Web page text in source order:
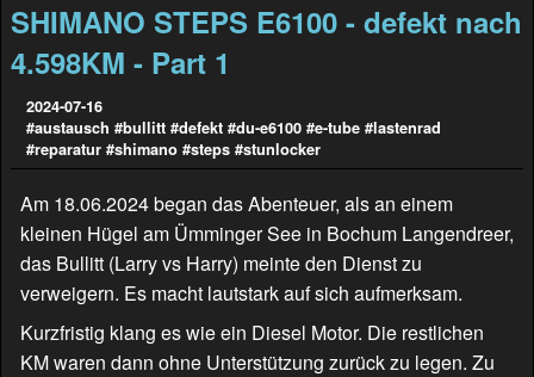
SHIMANO STEPS E6100 - defekt nach
4.598KM - Part 1
2024-07-16
#austausch #bullitt #defekt #du-e6100 #e-tube #lastenrad
#reparatur #shimano #steps #stunlocker
Am 18.06.2024 began das Abenteuer, als an einem
kleinen Hügel am Ümminger See in Bochum Langendreer,
das Bullitt (Larry vs Harry) meinte den Dienst zu
verweigern. Es macht lautstark auf sich aufmerksam.
Kurzfristig klang es wie ein Diesel Motor. Die restlichen
KM waren dann ohne Unterstützung zurück zu legen. Zu